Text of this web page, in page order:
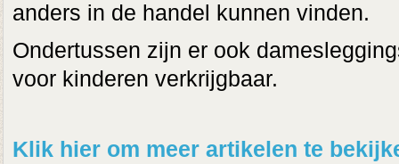
anders in de handel kunnen vinden.
Ondertussen zijn er ook
voor kinderen verkrijgbaar.
Klik hier om meer artikelen te